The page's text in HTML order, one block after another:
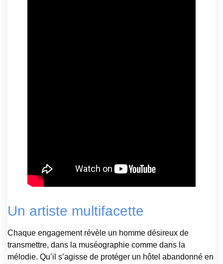
Un artiste multifacette
Chaque engagement révèle un homme désireux de
transmettre, dans la muséographie comme dans la
mélodie. Qu’il s’agisse de protéger un hôtel abandonné en